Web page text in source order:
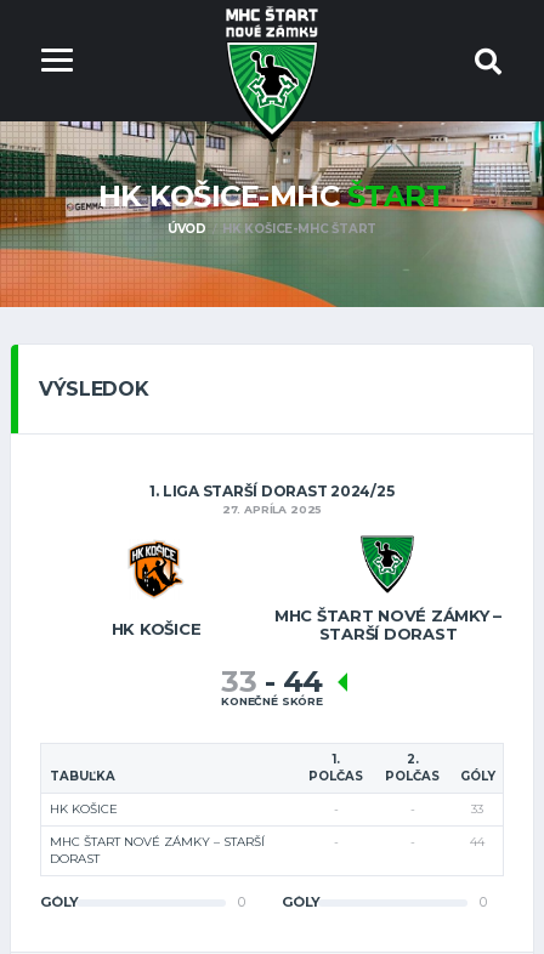
HK KOŠICE-MHCŠTART
ÚVOD HK KOŠICE-MHC ŠTART
VÝSLEDOK
1. LIGA STARŠÍ DORAST 2024/25
27. APRÍLA 2025
HK KOŠICE
MHC ŠTART NOVÉ ZÁMKY –
STARŠÍ DORAST
33 - 44
KONEČNÉ SKÓRE
TABUĽKA
1.
POLČAS
2.
POLČAS
GÓLY
HK KOŠICE - - 33
MHC ŠTART NOVÉ ZÁMKY – STARŠÍ
DORAST
- - 44
GÓLY 0 GÓLY 0